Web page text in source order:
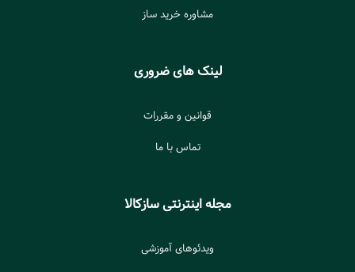
مشاوره خرید ساز
لینک های ضروری
قوانین و مقررات
تماس با ما
مجله اینترنتی سازکالا
ویدئوهای آموزشی